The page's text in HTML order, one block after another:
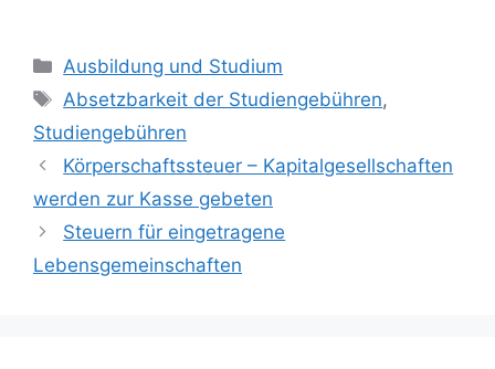
Kategorien
Ausbildung und Studium
Schlagwörter
Absetzbarkeit der Studiengebühren,
Studiengebühren
Körperschaftssteuer – Kapitalgesellschaften
werden zur Kasse gebeten
Steuern für eingetragene
Lebensgemeinschaften